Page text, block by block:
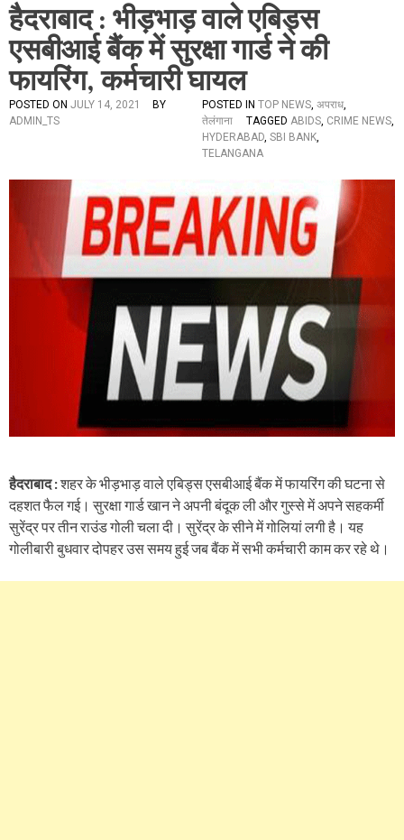
हैदराबाद : भीड़भाड़ वाले एबिड्स
एसबीआई बैंक में सुरक्षा गार्ड ने की
फायरिंग, कर्मचारी घायल
POSTED ON JULY 14, 2021
BY
ADMIN_TS
POSTED IN TOP NEWS, अपराध,
तेलंगाना
TAGGED ABIDS, CRIME NEWS,
HYDERABAD, SBI BANK,
TELANGANA
हैदराबाद :शहर के भीड़भाड़ वाले एबिड्स एसबीआई बैंक में फायरिंग की घटना से
दहशत फैल गई। सुरक्षा गार्ड खान ने अपनी बंदूक ली और गुस्से में अपने सहकर्मी
सुरेंद्र पर तीन राउंड गोली चला दी। सुरेंद्र के सीने में गोलियां लगी है। यह
गोलीबारी बुधवार दोपहर उस समय हुई जब बैंक में सभी कर्मचारी काम कर रहे थे।